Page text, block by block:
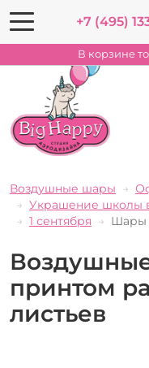
+7 (495)
В корзине
Воздушные шары
Украшение школы
1 сентября
Шары
принтом
листьев